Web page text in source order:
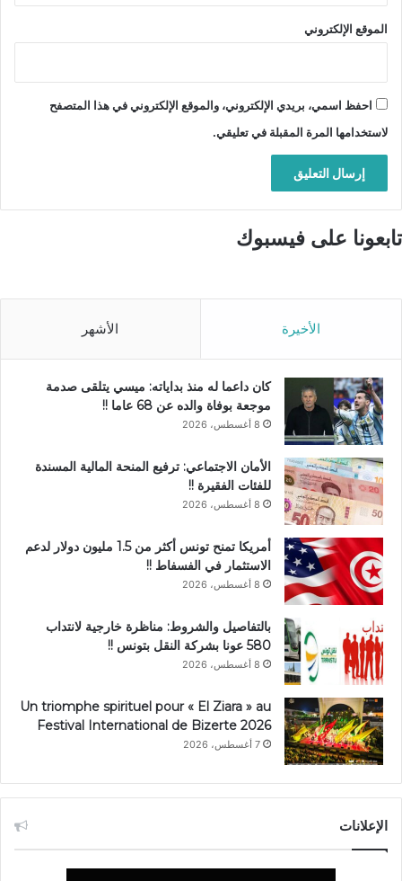
الموقع الإلكتروني
احفظ اسمي، بريدي الإلكتروني، والموقع الإلكتروني في هذا المتصفح
لاستخدامها المرة المقبلة في تعليقي.
تابعونا على فيسبوك
الأخيرة الأشهر
كان داعما له منذ بداياته: ميسي يتلقى صدمة
موجعة بوفاة والده عن 68 عاما !!
8 أغسطس، 2026
الأمان الاجتماعي: ترفيع المنحة المالية المسندة
للفئات الفقيرة !!
8 أغسطس، 2026
أمريكا تمنح تونس أكثر من 1.5 مليون دولار لدعم
الاستثمار في الفسفاط !!
8 أغسطس، 2026
بالتفاصيل والشروط: مناظرة خارجية لانتداب
580 عونا بشركة النقل بتونس !!
8 أغسطس، 2026
Un triomphe spirituel pour « El Ziara » au
Festival International de Bizerte 2026
7 أغسطس، 2026
الإعلانات